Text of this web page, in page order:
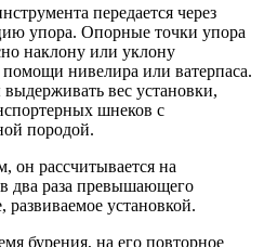
передается через
упора. Опорные точки упора
наклону или уклону
нивелира или ватерпаса.
вес установки,
шнеков с
породой.
рассчитывается на
два раза превышающего
развиваемое установкой.
бурения, на его повторное